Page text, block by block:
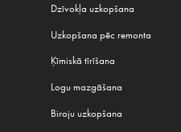
Dzīvokļa uzkopšana
Uzkopšana pēc remonta
Ķīmiskā tīrīšana
Logu mazgāšana
Biroju uzkopšana